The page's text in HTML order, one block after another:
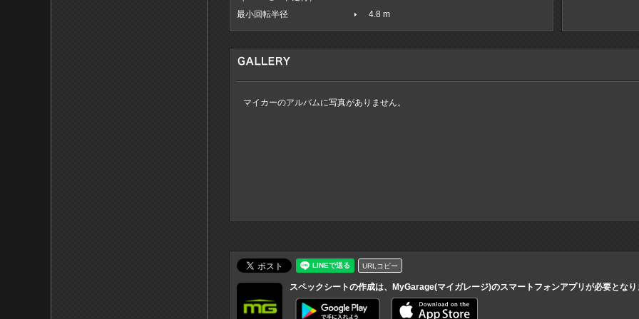
最小回転半径
4.8 m
マイカーのアルバムに写真がありません。
URLコピー
スペックシートの作成は、MyGarage(マイガレージ)のスマートフォンアプリが必要となり